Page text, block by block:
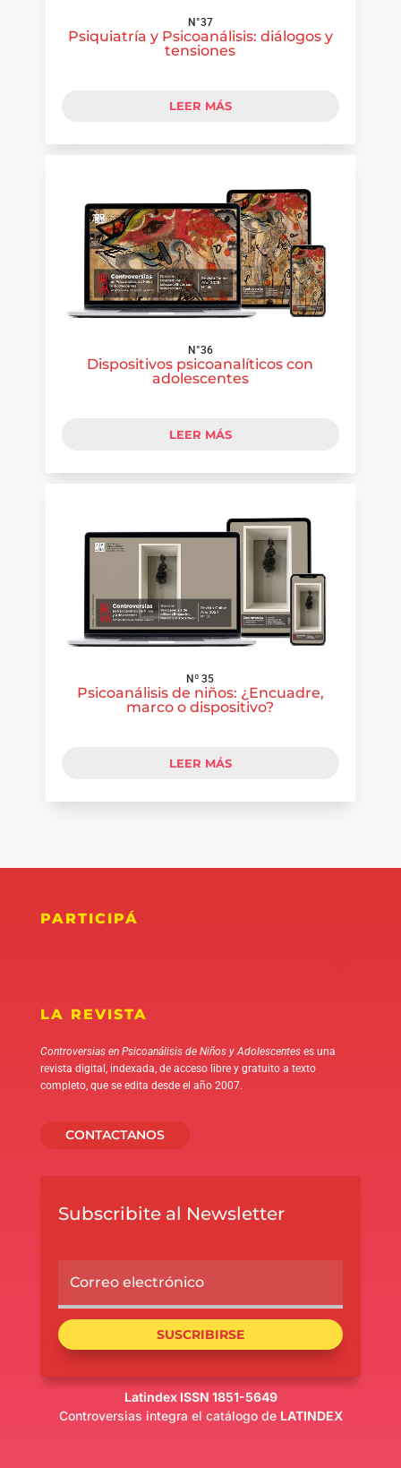
N°37
Psiquiatría y Psicoanálisis: diálogos y
tensiones
LEER MÁS
N°36
Dispositivos psicoanalíticos con
adolescentes
LEER MÁS
Nº 35
Psicoanálisis de niños: ¿Encuadre,
marco o dispositivo?
LEER MÁS
PARTICIPÁ
LA REVISTA
Controversias en Psicoanálisis de Niños y Adolescenteses una
revista digital, indexada, de acceso libre y gratuito a texto
completo, que se edita desde el año 2007.
CONTACTANOS
Subscribite al Newsletter
SUSCRIBIRSE
Latindex ISSN 1851-5649
Controversias integra el catálogo de LATINDEX